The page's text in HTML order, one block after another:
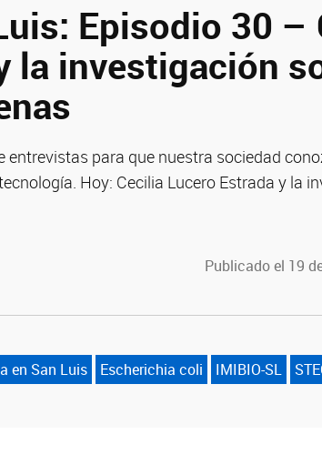
Episodio 30 –
la investigación
entrevistas para que nuestra sociedad
Hoy: Cecilia Lucero Estrada y la
Publicado el 19
en San Luis Escherichia coli IMIBIO-SL